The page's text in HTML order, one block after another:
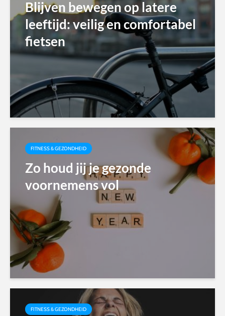
Blijven bewegen op latere
leeftijd: veilig en comfortabel
fietsen
FITNESS & GEZONDHEID
Zo houd jij je gezonde
voornemens vol
FITNESS & GEZONDHEID